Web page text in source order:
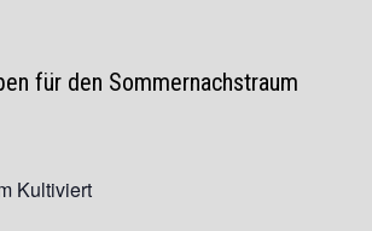
für den Sommernachstraum
Kultiviert